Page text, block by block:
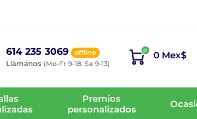
614 235 3069 offline
Llámanos (Mo-Fr 9-18, Sa 9-13)
0 0 Mex$
Premios
personalizados